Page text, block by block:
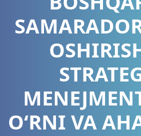
O‘RNI VA